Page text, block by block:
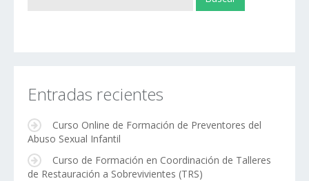
Entradas recientes
Curso Online de Formación de Preventores del
Abuso Sexual Infantil
Curso de Formación en Coordinación de Talleres
de Restauración a Sobrevivientes (TRS)